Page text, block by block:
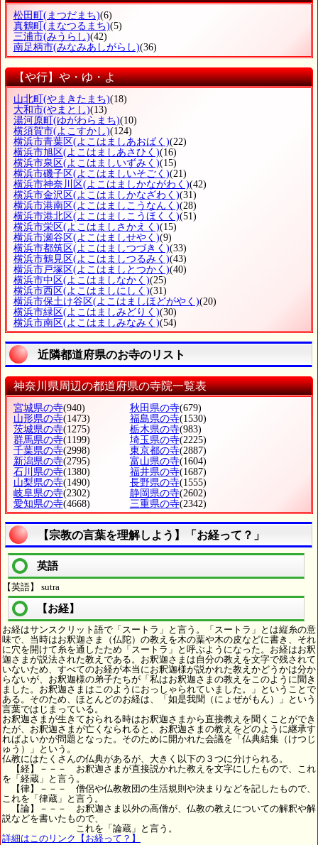
松田町 (まつだまち)(6)
真鶴町 (まなつるまち)(5)
三浦市(みうらし)(42)
南足柄市(みなみあしがらし)(36)
【や行】や・ゆ・よ
山北町 (やまきたまち)(18)
大和市(やまとし)(13)
湯河原町 (ゆがわらまち)(10)
横須賀市(よこすかし)(124)
横浜市青葉区(よこはましあおばく)(22)
横浜市旭区(よこはましあさひく)(16)
横浜市泉区(よこはましいずみく)(15)
横浜市磯子区(よこはましいそごく)(21)
横浜市神奈川区(よこはましかながわく)(42)
横浜市金沢区(よこはましかなざわく)(31)
横浜市港南区(よこはましこうなんく)(28)
横浜市港北区(よこはましこうほくく)(51)
横浜市栄区(よこはましさかえく)(15)
横浜市瀬谷区(よこはましせやく)(9)
横浜市都筑区(よこはましつづきく)(33)
横浜市鶴見区(よこはましつるみく)(43)
横浜市戸塚区(よこはましとつかく)(40)
横浜市中区(よこはましなかく)(25)
横浜市西区(よこはましにしく)(31)
横浜市保土け谷区(よこはましほどがやく)(20)
横浜市緑区(よこはましみどりく)(30)
横浜市南区(よこはましみなみく)(54)
近隣都道府県のお寺のリスト
神奈川県周辺の都道府県の寺院一覧表
宮城県の寺(940) 秋田県の寺(679)
山形県の寺(1473) 福島県の寺(1530)
茨城県の寺(1275) 栃木県の寺(983)
群馬県の寺(1199) 埼玉県の寺(2225)
千葉県の寺(2998) 東京都の寺(2887)
新潟県の寺(2795) 富山県の寺(1604)
石川県の寺(1380) 福井県の寺(1687)
山梨県の寺(1490) 長野県の寺(1555)
岐阜県の寺(2302) 静岡県の寺(2602)
愛知県の寺(4668) 三重県の寺(2342)
【宗教の言葉を理解しよう】「お経って？」
英語
【英語】 sutra
【お経】
お経はサンスクリット語で「スートラ」と言う。「スートラ」とは縦糸の意
味で、当時はお釈迦さま（仏陀）の教えを木の葉や木の皮などに書き、それ
に穴を開けて糸を通したため「スートラ」と呼ぶようになった。お経はお釈
迦さまが説法された教えである。お釈迦さまは自分の教えを文字で残されて
いないため、すべてのお経が本当にお釈迦様が説かれた教えかどうかは分か
らないが、お釈迦様の弟子たちが「私はお釈迦さまの教えをこのように聞き
ました。お釈迦さまはこのようにおっしゃられていました。」ということで
ある。そのため、ほとんどのお経は、「如是我聞（にょぜがもん）」という
言葉ではじまっている。
お釈迦さまが生きておられる時はお釈迦さまから直接教えを聞くことができ
たが、お釈迦さまが亡くなられると、お釈迦さまの教えをどのように継承す
ればよいかが問題となった。そのために開かれた会議を「仏典結集（けつじ
ゅう）」という。
仏教にはたくさんの仏典があるが、大きく以下の３つに分けられる。
【経】－－－ お釈迦さまが直接説かれた教えを文字にしたもので、これ
を「経蔵」と言う。
【律】－－－ 僧侶や仏教教団の生活規則や決まりなどを記したもので、
これを「律蔵」と言う。
【論】－－－ お釈迦さま以外の高僧が、仏教の教えについての解釈や解
説などを書いたもので、
これを「論蔵」と言う。
詳細はこのリンク【お経って？】